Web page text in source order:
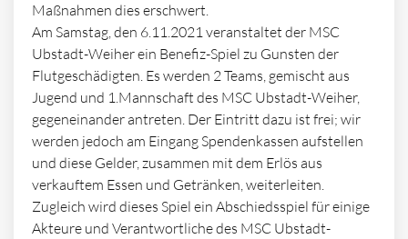
Maßnahmen dies erschwert.
Am Samstag, den 6.11.2021 veranstaltet der MSC
Ubstadt-Weiher ein Benefiz-Spiel zu Gunsten der
Flutgeschädigten. Es werden 2 Teams, gemischt aus
Jugend und 1.Mannschaft des MSC Ubstadt-Weiher,
gegeneinander antreten. Der Eintritt dazu ist frei; wir
werden jedoch am Eingang Spendenkassen aufstellen
und diese Gelder, zusammen mit dem Erlös aus
verkauftem Essen und Getränken, weiterleiten.
Zugleich wird dieses Spiel ein Abschiedsspiel für einige
Akteure und Verantwortliche des MSC Ubstadt-